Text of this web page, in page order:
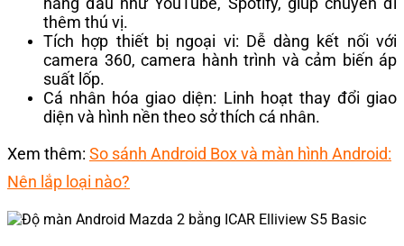
thêm thú vị.
Tích hợp thiết bị ngoại vi: Dễ dàng kết nối với
camera 360, camera hành trình và cảm biến áp
suất lốp.
Cá nhân hóa giao diện: Linh hoạt thay đổi giao
diện và hình nền theo sở thích cá nhân.
Xem thêm: So sánh Android Box và màn hình Android:
Nên lắp loại nào?